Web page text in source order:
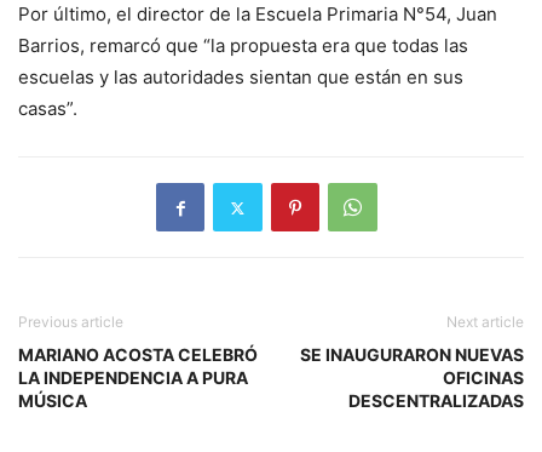
Por último, el director de la Escuela Primaria N°54, Juan
Barrios, remarcó que “la propuesta era que todas las
escuelas y las autoridades sientan que están en sus
casas”.
Previous article
MARIANO ACOSTA CELEBRÓ
LA INDEPENDENCIA A PURA
MÚSICA
Next article
SE INAUGURARON NUEVAS
OFICINAS
DESCENTRALIZADAS